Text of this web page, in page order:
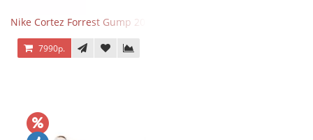
Nike Cortez Forrest Gump 2024
7990р.